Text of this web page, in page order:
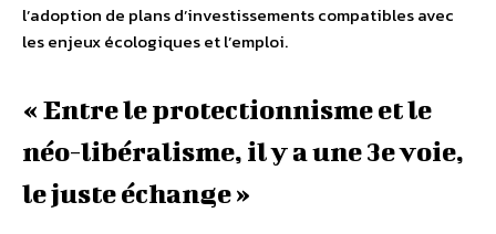
l’adoption de plans d’investissements compatibles avec
les enjeux écologiques et l’emploi.
« Entre le protectionnisme et le
néo-libéralisme, il y a une 3e voie,
le juste échange »